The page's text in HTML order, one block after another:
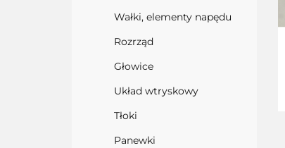
Wałki, elementy napędu
Rozrząd
Głowice
Układ wtryskowy
Tłoki
Panewki